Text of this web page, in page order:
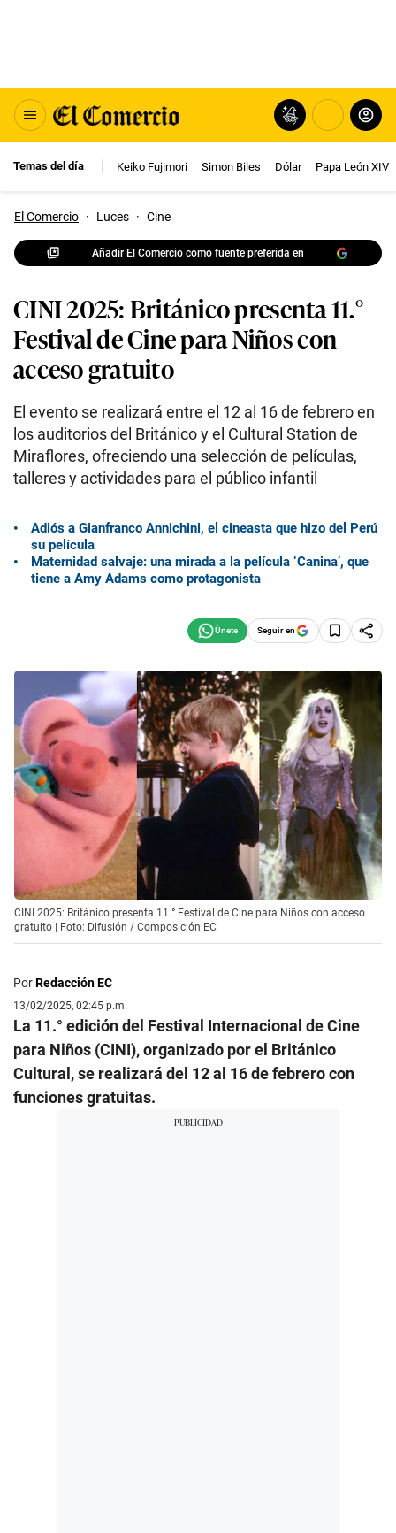
Temas del día Keiko Fujimori Simon Biles Dólar Papa León XIV
El Comercio · Luces · Cine
Añadir El Comercio como fuente preferida en
CINI 2025: Británico presenta 11.°
Festival de Cine para Niños con
acceso gratuito
El evento se realizará entre el 12 al 16 de febrero en
los auditorios del Británico y el Cultural Station de
Miraflores, ofreciendo una selección de películas,
talleres y actividades para el público infantil
Adiós a Gianfranco Annichini, el cineasta que hizo del Perú
su película
Maternidad salvaje: una mirada a la película ‘Canina’, que
tiene a Amy Adams como protagonista
Seguir en
CINI 2025: Británico presenta 11.° Festival de Cine para Niños con acceso
gratuito | Foto: Difusión / Composición EC
PorRedacción EC
13/02/2025, 02:45 p.m.
La 11.° edición del Festival Internacional de Cine
para Niños (CINI), organizado por el Británico
Cultural, se realizará del 12 al 16 de febrero con
funciones gratuitas.